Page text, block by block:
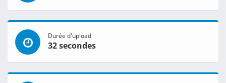
Durée d'upload
32 secondes